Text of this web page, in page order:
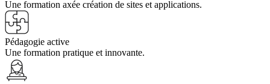
Une formation axée création de sites et applications.
Pédagogie active
Une formation pratique et innovante.